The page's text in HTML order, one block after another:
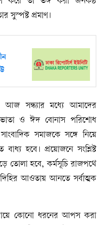
সুস্পষ্ট প্রমাণ।
সন্ধ্যার মধ্যে আমাদের
ও ঈদ বোনাস পরিশোধ
সমাজকে সঙ্গে নিয়ে
হবে। প্রয়োজনে সংশ্লিষ্ট
তোলা হবে, কর্মসূচি রাজপথে
আওতায় আনতে সর্বাত্মক
কোনো ধরনের আপস করা